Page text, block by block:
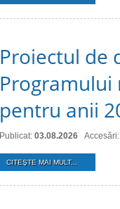
Proiectul de
Programului
pentru anii
Publicat: 03.08.2026
CITEŞTE MAI MULT...